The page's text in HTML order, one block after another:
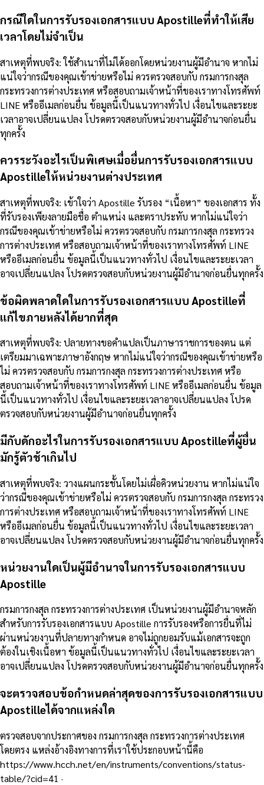
กรณีใดในการรับรองเอกสารแบบ Apostilleที่ทำให้เสีย
เวลาโดยไม่จำเป็น
สาเหตุที่พบจริง: ใช้สำเนาที่ไม่ได้ออกโดยหน่วยงานผู้มีอำนาจ หากไม่
แน่ใจว่ากรณีของคุณเข้าข่ายหรือไม่ ควรตรวจสอบกับ กรมการกงสุล
กระทรวงการต่างประเทศ หรือสอบถามเจ้าหน้าที่ของเราทางโทรศัพท์
LINE หรืออีเมลก่อนยื่น ข้อมูลนี้เป็นแนวทางทั่วไป เงื่อนไขและระยะ
เวลาอาจเปลี่ยนแปลง โปรดตรวจสอบกับหน่วยงานผู้มีอำนาจก่อนยื่น
ทุกครั้ง
ควรระวังอะไรเป็นพิเศษเมื่อยื่นการรับรองเอกสารแบบ
Apostilleให้หน่วยงานต่างประเทศ
สาเหตุที่พบจริง: เข้าใจว่า Apostille รับรอง “เนื้อหา” ของเอกสาร ทั้ง
ที่รับรองเพียงลายมือชื่อ ตำแหน่ง และตราประทับ หากไม่แน่ใจว่า
กรณีของคุณเข้าข่ายหรือไม่ ควรตรวจสอบกับ กรมการกงสุล กระทรวง
การต่างประเทศ หรือสอบถามเจ้าหน้าที่ของเราทางโทรศัพท์ LINE
หรืออีเมลก่อนยื่น ข้อมูลนี้เป็นแนวทางทั่วไป เงื่อนไขและระยะเวลา
อาจเปลี่ยนแปลง โปรดตรวจสอบกับหน่วยงานผู้มีอำนาจก่อนยื่นทุกครั้ง
ข้อผิดพลาดใดในการรับรองเอกสารแบบ Apostilleที่
แก้ไขภายหลังได้ยากที่สุด
สาเหตุที่พบจริง: ปลายทางขอคำแปลเป็นภาษาราชการของตน แต่
เตรียมมาเฉพาะภาษาอังกฤษ หากไม่แน่ใจว่ากรณีของคุณเข้าข่ายหรือ
ไม่ ควรตรวจสอบกับ กรมการกงสุล กระทรวงการต่างประเทศ หรือ
สอบถามเจ้าหน้าที่ของเราทางโทรศัพท์ LINE หรืออีเมลก่อนยื่น ข้อมูล
นี้เป็นแนวทางทั่วไป เงื่อนไขและระยะเวลาอาจเปลี่ยนแปลง โปรด
ตรวจสอบกับหน่วยงานผู้มีอำนาจก่อนยื่นทุกครั้ง
มีกับดักอะไรในการรับรองเอกสารแบบ Apostilleที่ผู้ยื่น
มักรู้ตัวช้าเกินไป
สาเหตุที่พบจริง: วางแผนกระชั้นโดยไม่เผื่อคิวหน่วยงาน หากไม่แน่ใจ
ว่ากรณีของคุณเข้าข่ายหรือไม่ ควรตรวจสอบกับ กรมการกงสุล กระทรวง
การต่างประเทศ หรือสอบถามเจ้าหน้าที่ของเราทางโทรศัพท์ LINE
หรืออีเมลก่อนยื่น ข้อมูลนี้เป็นแนวทางทั่วไป เงื่อนไขและระยะเวลา
อาจเปลี่ยนแปลง โปรดตรวจสอบกับหน่วยงานผู้มีอำนาจก่อนยื่นทุกครั้ง
หน่วยงานใดเป็นผู้มีอำนาจในการรับรองเอกสารแบบ
Apostille
กรมการกงสุล กระทรวงการต่างประเทศ เป็นหน่วยงานผู้มีอำนาจหลัก
สำหรับการรับรองเอกสารแบบ Apostille การรับรองหรือการยื่นที่ไม่
ผ่านหน่วยงานที่ปลายทางกำหนด อาจไม่ถูกยอมรับแม้เอกสารจะถูก
ต้องในเชิงเนื้อหา ข้อมูลนี้เป็นแนวทางทั่วไป เงื่อนไขและระยะเวลา
อาจเปลี่ยนแปลง โปรดตรวจสอบกับหน่วยงานผู้มีอำนาจก่อนยื่นทุกครั้ง
จะตรวจสอบข้อกำหนดล่าสุดของการรับรองเอกสารแบบ
Apostilleได้จากแหล่งใด
ตรวจสอบจากประกาศของ กรมการกงสุล กระทรวงการต่างประเทศ
โดยตรง แหล่งอ้างอิงทางการที่เราใช้ประกอบหน้านี้คือ
https://www.hcch.net/en/instruments/conventions/status-
table/?cid=41 ·